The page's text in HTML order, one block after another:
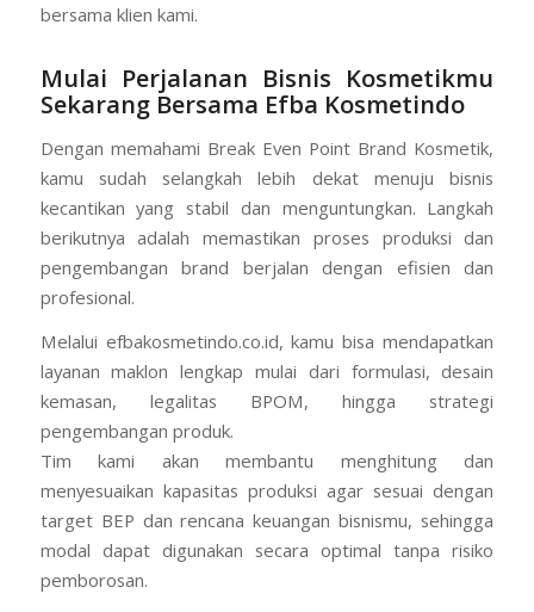
bersama klien kami.
Mulai Perjalanan Bisnis Kosmetikmu
Sekarang Bersama Efba Kosmetindo
Dengan memahami Break Even Point Brand Kosmetik,
kamu sudah selangkah lebih dekat menuju bisnis
kecantikan yang stabil dan menguntungkan. Langkah
berikutnya adalah memastikan proses produksi dan
pengembangan brand berjalan dengan efisien dan
profesional.
Melalui efbakosmetindo.co.id, kamu bisa mendapatkan
layanan maklon lengkap mulai dari formulasi, desain
kemasan, legalitas BPOM, hingga strategi
pengembangan produk.
Tim kami akan membantu menghitung dan
menyesuaikan kapasitas produksi agar sesuai dengan
target BEP dan rencana keuangan bisnismu, sehingga
modal dapat digunakan secara optimal tanpa risiko
pemborosan.